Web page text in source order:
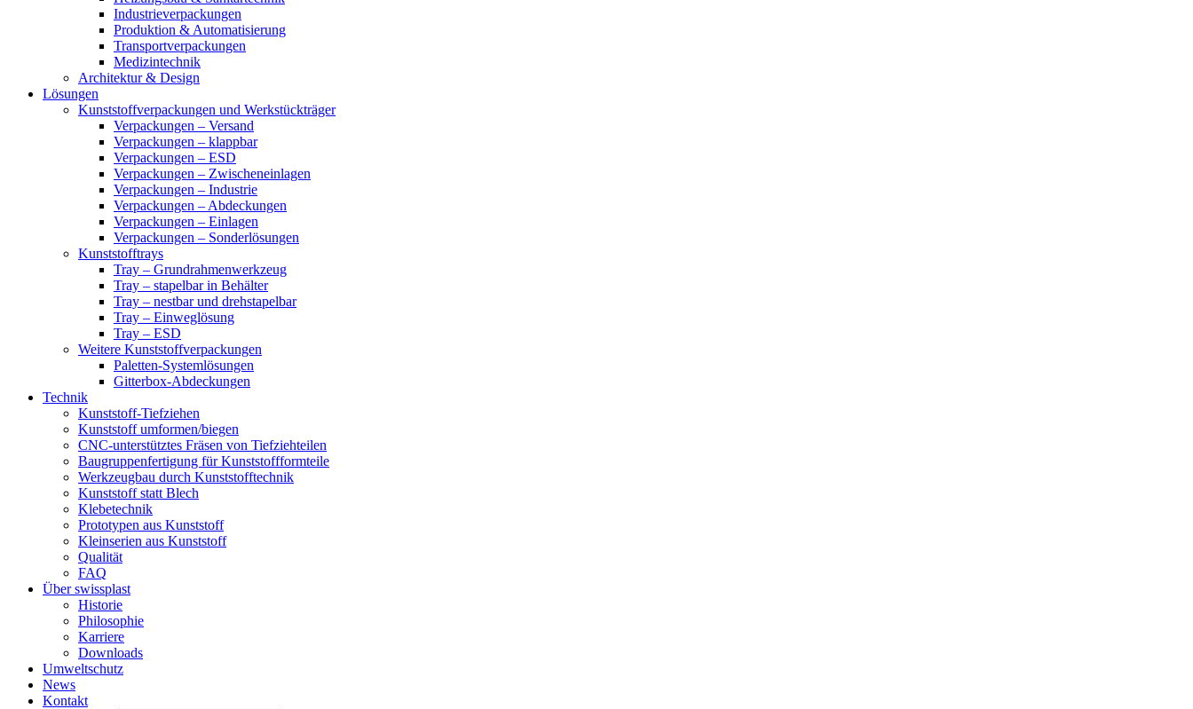
Industrieverpackungen
Produktion & Automatisierung
Transportverpackungen
Medizintechnik
Architektur & Design
Lösungen
Kunststoffverpackungen und Werkstückträger
Verpackungen – Versand
Verpackungen – klappbar
Verpackungen – ESD
Verpackungen – Zwischeneinlagen
Verpackungen – Industrie
Verpackungen – Abdeckungen
Verpackungen – Einlagen
Verpackungen – Sonderlösungen
Kunststofftrays
Tray – Grundrahmenwerkzeug
Tray – stapelbar in Behälter
Tray – nestbar und drehstapelbar
Tray – Einweglösung
Tray – ESD
Weitere Kunststoffverpackungen
Paletten-Systemlösungen
Gitterbox-Abdeckungen
Technik
Kunststoff-Tiefziehen
Kunststoff umformen/biegen
CNC-unterstütztes Fräsen von Tiefziehteilen
Baugruppenfertigung für Kunststoffformteile
Werkzeugbau durch Kunststofftechnik
Kunststoff statt Blech
Klebetechnik
Prototypen aus Kunststoff
Kleinserien aus Kunststoff
Qualität
FAQ
Über swissplast
Historie
Philosophie
Karriere
Downloads
Umweltschutz
News
Kontakt